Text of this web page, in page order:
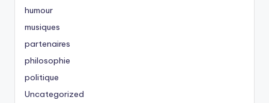
humour
musiques
partenaires
philosophie
politique
Uncategorized